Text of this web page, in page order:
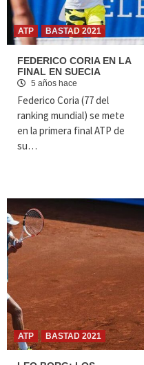
ATP BASTAD 2021
FEDERICO CORIA EN LA
FINAL EN SUECIA
5 años hace
Federico Coria (77 del
ranking mundial) se mete
en la primera final ATP de
su…
ATP BASTAD 2021